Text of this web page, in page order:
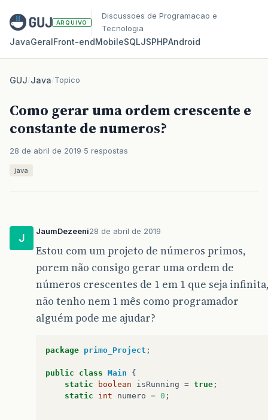
ARQUIVO
Discussoes de Programacao e
Tecnologia
JavaGeralFront‑endMobileSQLJSPHPAndroid
GUJ/Java/Topico
Como gerar uma ordem crescente e
constante de numeros?
28 de abril de 2019 5 respostas
java
J
JaumDezeeni28 de abril de 2019
Estou com um projeto de números primos,
porem não consigo gerar uma ordem de
números crescentes de 1 em 1 que seja
não tenho nem 1 mês como programador
alguém pode me ajudar?
package primo_Project ;
public class Main
{
static
boolean isRunning = true ;
static
int numero = 0 ;